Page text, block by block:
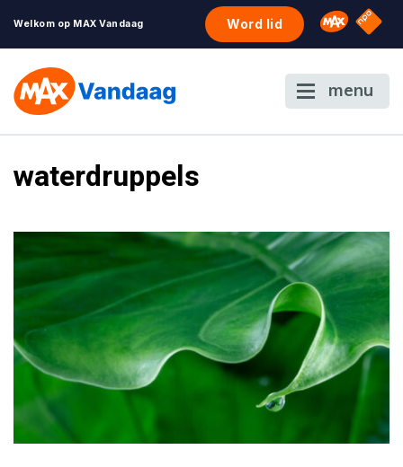
Welkom op MAX Vandaag Word lid Omroep
NPO
menu
waterdruppels